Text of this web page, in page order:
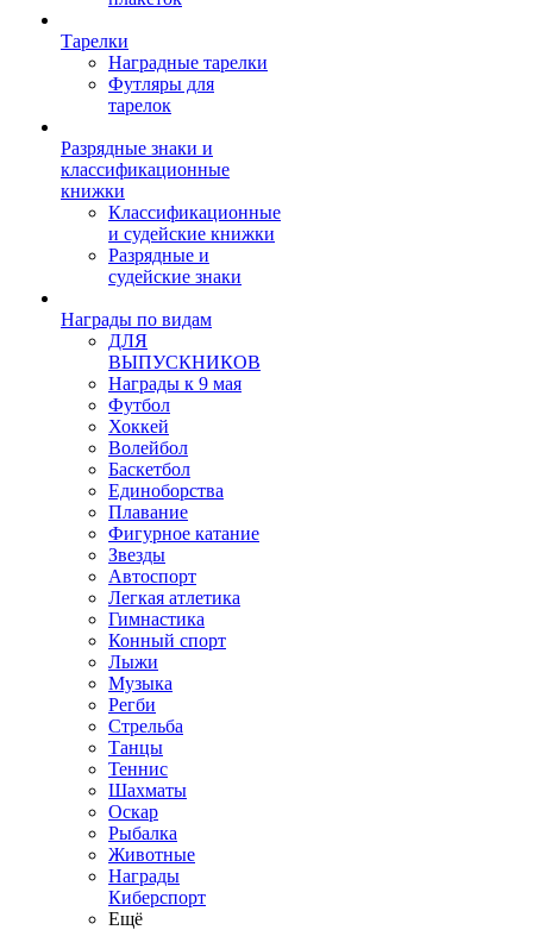
Тарелки
Наградные тарелки
Футляры для
тарелок
Разрядные знаки и
классификационные
книжки
Классификационные
и судейские книжки
Разрядные и
судейские знаки
Награды по видам
ДЛЯ
ВЫПУСКНИКОВ
Награды к 9 мая
Футбол
Хоккей
Волейбол
Баскетбол
Единоборства
Плавание
Фигурное катание
Звезды
Автоспорт
Легкая атлетика
Гимнастика
Конный спорт
Лыжи
Музыка
Регби
Стрельба
Танцы
Теннис
Шахматы
Оскар
Рыбалка
Животные
Награды
Киберспорт
Ещё